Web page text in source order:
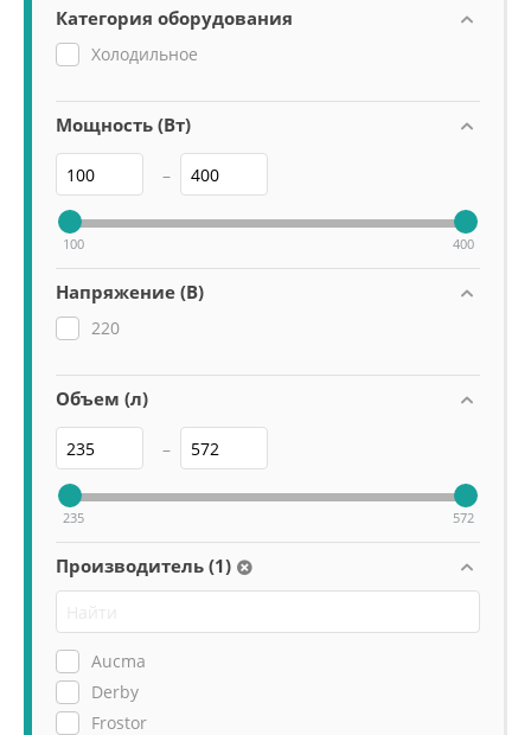
Категория оборудования
Холодильное
Мощность (Вт)
–
100 400
Напряжение (В)
220
Объем (л)
–
235 572
Производитель (1)
Aucma
Derby
Frostor